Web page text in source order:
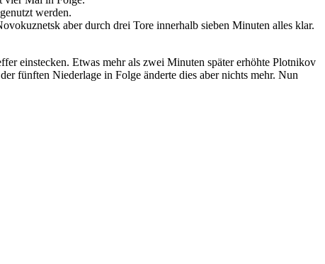
werden.
aber durch drei Tore innerhalb sieben Minuten alles klar.
einstecken. Etwas mehr als zwei Minuten später erhöhte Plotnikov
fünften Niederlage in Folge änderte dies aber nichts mehr. Nun